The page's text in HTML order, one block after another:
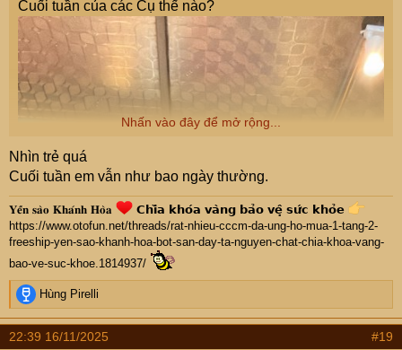
Cuối tuần của các Cụ thế nào?
Nhấn vào đây để mở rộng...
Nhìn trẻ quá
Cuối tuần em vẫn như bao ngày thường.
𝐘𝐞̂́𝐧 𝐬𝐚̀𝐨 𝐊𝐡𝐚́𝐧𝐡 𝐇𝐨̀𝐚
𝗖𝗵𝗶̀𝗮 𝗸𝗵𝗼́𝗮 𝘃𝗮̀𝗻𝗴 𝗯𝗮̉𝗼 𝘃𝗲̣̂ 𝘀𝘂̛́𝗰 𝗸𝗵𝗼̉𝗲
https://www.otofun.net/threads/rat-nhieu-cccm-da-ung-ho-mua-1-tang-2-
freeship-yen-sao-khanh-hoa-bot-san-day-ta-nguyen-chat-chia-khoa-vang-
bao-ve-suc-khoe.1814937/
Cụđi qua ủng hộ thì liên hệ em Thảo: 0397599246‬
R
e
a
c
Hùng Pirelli
22:39 16/11/2025 #19